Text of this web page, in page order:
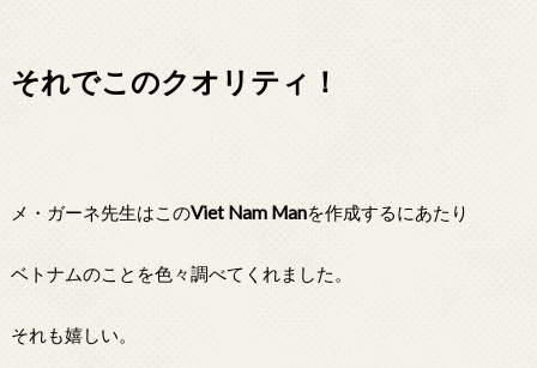
それでこのクオリティ！
メ・ガーネ先生はこのViet Nam Manを作成するにあたり
ベトナムのことを色々調べてくれました。
それも嬉しい。